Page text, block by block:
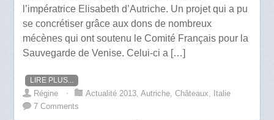
l’impératrice Elisabeth d’Autriche. Un projet qui a pu
se concrétiser grâce aux dons de nombreux
mécènes qui ont soutenu le Comité Français pour la
Sauvegarde de Venise. Celui-ci a […]
LIRE PLUS...
Régine ⋅ Actualité 2013,Autriche,Châteaux, Italie
7 Comments